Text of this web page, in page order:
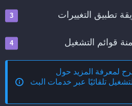
تطبيق التغييرات
قوائم التشغيل
لمعرفة المزيد حول
تلقائيًا عبر خدمات البث